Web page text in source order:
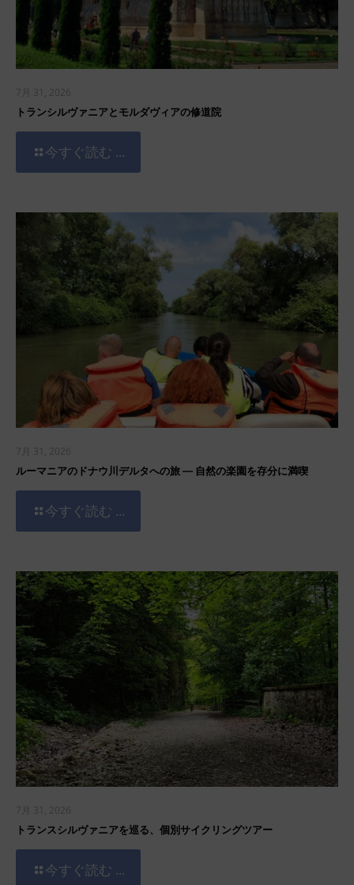
7月 31, 2026
トランシルヴァニアとモルダヴィアの修道院
今すぐ読む ...
7月 31, 2026
ルーマニアのドナウ川デルタへの旅 ― 自然の楽園を存分に満喫
今すぐ読む ...
7月 31, 2026
トランスシルヴァニアを巡る、個別サイクリングツアー
今すぐ読む ...